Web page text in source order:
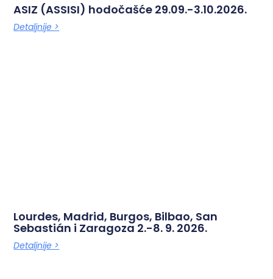
ASIZ (ASSISI) hodočašće 29.09.-3.10.2026.
Detaljnije >
Lourdes, Madrid, Burgos, Bilbao, San
Sebastián i Zaragoza 2.-8. 9. 2026.
Detaljnije >